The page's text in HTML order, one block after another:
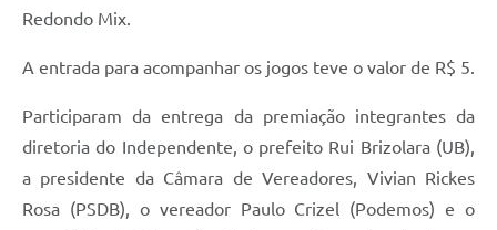
Redondo Mix.
A entrada para acompanhar os jogos teve o valor de R$ 5.
Participaram da entrega da premiação integrantes da
diretoria do Independente, o prefeito Rui Brizolara (UB),
a presidente da Câmara de Vereadores, Vivian Rickes
Rosa (PSDB), o vereador Paulo Crizel (Podemos) e o